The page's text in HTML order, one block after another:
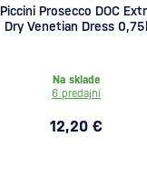
Piccini Prosecco DOC
Dry Venetian Dress 0,75l
Na sklade
6 predajní
12,20 €